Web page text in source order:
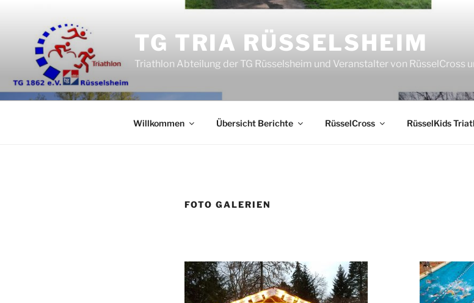
springen
TG TRIA RÜSSELSHEIM
Triathlon Abteilung der TG Rüsselsheim und Veranstalter von RüsselCross
Willkommen Übersicht Berichte RüsselCross RüsselKids
FOTO GALERIEN